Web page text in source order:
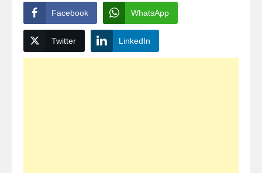
Facebook WhatsApp
Twitter LinkedIn